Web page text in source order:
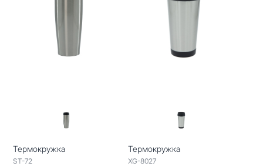
Термокружка
ST-72
Термокружка
XG-8027